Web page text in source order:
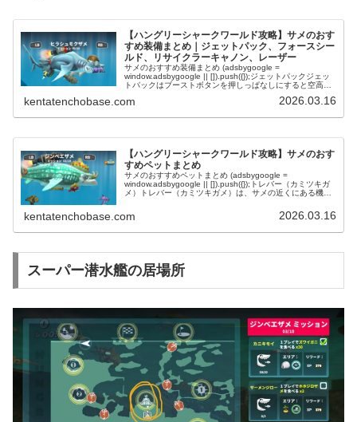
【ハングリーシャークワールド攻略】サメのおす
すめ装備まとめ｜ジェットパック、フォースシー
ルド、リサイクラーキャノン、レーザー
サメのおすすめ装備まとめ (adsbygoogle =
window.adsbygoogle || []).push({});ジェットパックジェッ
トパックはブーストボタンを押しっぱなしにすると空高く
kentatenchobase.com 2026.03.16
【ハングリーシャークワールド攻略】サメのおす
すめペットまとめ
サメのおすすめペットまとめ (adsbygoogle =
window.adsbygoogle || []).push({});トレバー（カミツキガ
メ）トレバー（カミツキガメ）は、サメの近くにある機雷
kentatenchobase.com 2026.03.16
スーパー潜水艦の居場所